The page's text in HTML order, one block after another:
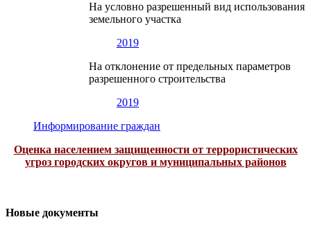
На условно разрешенный вид использования
земельного участка
2019
На отклонение от предельных параметров
разрешенного строительства
2019
Информирование граждан
Оценка населением защищенности от террористических
угроз городских округов и муниципальных районов
Новые документы